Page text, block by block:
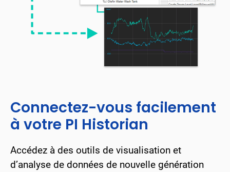
Connectez-vous facilement
à votre PI Historian
Accédez à des outils de visualisation et
d’analyse de données de nouvelle génération